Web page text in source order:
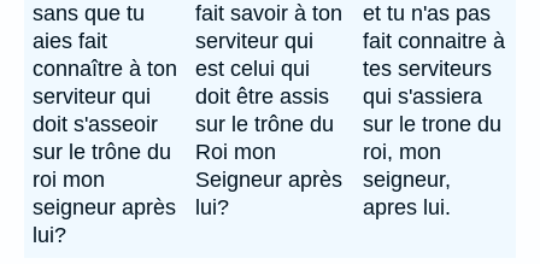
sans que tu
aies fait
connaître à ton
serviteur qui
doit s'asseoir
sur le trône du
roi mon
seigneur après
lui?
fait savoir à ton
serviteur qui
est celui qui
doit être assis
sur le trône du
Roi mon
Seigneur après
lui?
et tu n'as pas
fait connaitre à
tes serviteurs
qui s'assiera
sur le trone du
roi, mon
seigneur,
apres lui.